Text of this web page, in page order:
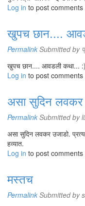
Log in to post comments
खुपच छान....
Permalink Submitted by
खुपच छान.... आवडली कथा... :)
Log in to post comments
असा सुदिन लवकर
Permalink Submitted by
असा सुदिन लवकर उजाडो.
हव्यात.
Log in to post comments
मस्तच
Permalink Submitted by